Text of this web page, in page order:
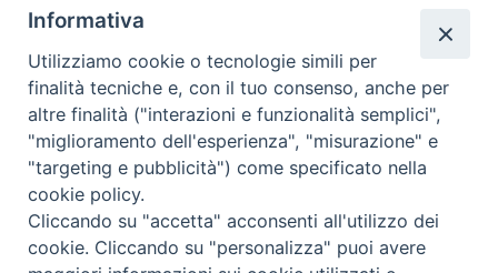
VIDEOGALLERY
PHOTOGALLERY
Informativa
Utilizziamo cookie o tecnologie simili per
finalità tecniche e, con il tuo consenso, anche per
altre finalità ("interazioni e funzionalità semplici",
"miglioramento dell'esperienza", "misurazione" e
"targeting e pubblicità") come specificato nella
cookie policy.
Cliccando su "accetta" acconsenti all'utilizzo dei
cookie. Cliccando su "personalizza" puoi avere